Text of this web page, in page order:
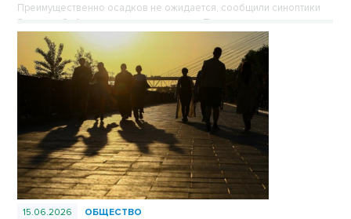
Преимущественно осадков не ожидается, сообщили синоптики
Западно-Сибирского гидрометцентра. При этом в регионе
сохранится высокая и чрезвычайная пожароопасность.
15.06.2026 ОБЩЕСТВО